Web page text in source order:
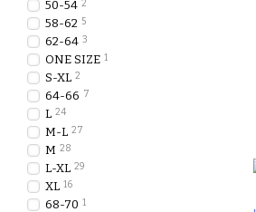
50-54 2
58-62 5
62-64 3
ONE SIZE 1
S-XL 2
64-66 7
L 24
M-L 27
M 28
L-XL 29
XL 16
68-70 1